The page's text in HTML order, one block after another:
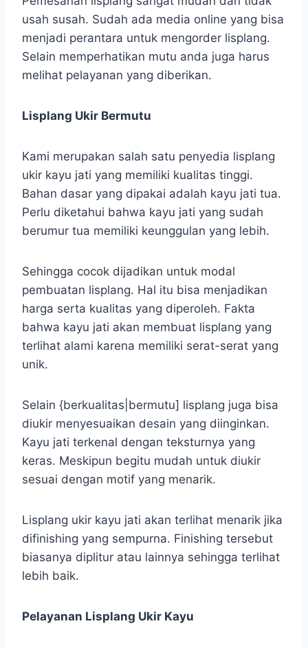
usah susah. Sudah ada media online yang bisa
menjadi perantara untuk mengorder lisplang.
Selain memperhatikan mutu anda juga harus
melihat pelayanan yang diberikan.
Lisplang Ukir Bermutu
Kami merupakan salah satu penyedia lisplang
ukir kayu jati yang memiliki kualitas tinggi.
Bahan dasar yang dipakai adalah kayu jati tua.
Perlu diketahui bahwa kayu jati yang sudah
berumur tua memiliki keunggulan yang lebih.
Sehingga cocok dijadikan untuk modal
pembuatan lisplang. Hal itu bisa menjadikan
harga serta kualitas yang diperoleh. Fakta
bahwa kayu jati akan membuat lisplang yang
terlihat alami karena memiliki serat-serat yang
unik.
Selain {berkualitas|bermutu] lisplang juga bisa
diukir menyesuaikan desain yang diinginkan.
Kayu jati terkenal dengan teksturnya yang
keras. Meskipun begitu mudah untuk diukir
sesuai dengan motif yang menarik.
Lisplang ukir kayu jati akan terlihat menarik jika
difinishing yang sempurna. Finishing tersebut
biasanya diplitur atau lainnya sehingga terlihat
lebih baik.
Pelayanan Lisplang Ukir Kayu